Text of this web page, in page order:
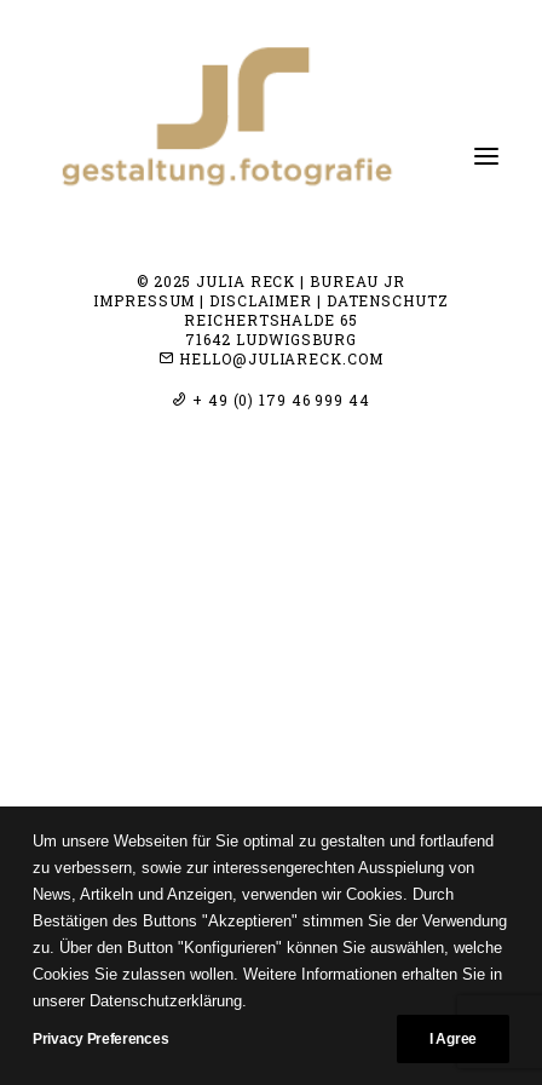
fotografie
© 2025 JULIA RECK | BUREAU JR
IMPRESSUM | DISCLAIMER | DATENSCHUTZ
REICHERTSHALDE 65
71642 LUDWIGSBURG
HELLO@JULIARECK.COM
+ 49 (0) 179 46 999 44
Um unsere Webseiten für Sie optimal zu gestalten und fortlaufend
zu verbessern, sowie zur interessengerechten Ausspielung von
News, Artikeln und Anzeigen, verwenden wir Cookies. Durch
Bestätigen des Buttons "Akzeptieren" stimmen Sie der Verwendung
zu. Über den Button "Konfigurieren" können Sie auswählen, welche
Cookies Sie zulassen wollen. Weitere Informationen erhalten Sie in
unserer Datenschutzerklärung.
Privacy Preferences I Agree